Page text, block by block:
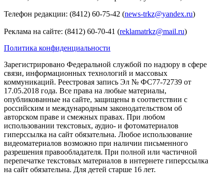
Телефон редакции: (8412) 60-75-42 (news-trkz@yandex.ru)
Реклама на сайте: (8412) 60-70-41 (reklamatrkz@mail.ru)
Политика конфиденциальности
Зарегистрировано Федеральной службой по надзору в сфере
связи, информационных технологий и массовых
коммуникаций. Реестровая запись Эл № ФС77-72739 от
17.05.2018 года. Все права на любые материалы,
опубликованные на сайте, защищены в соответствии с
российским и международным законодательством об
авторском праве и смежных правах. При любом
использовании текстовых, аудио- и фотоматериалов
гиперссылка на сайт обязательна. Любое использование
видеоматериалов возможно при наличии письменного
разрешения правообладателя. При полной или частичной
перепечатке текстовых материалов в интернете гиперссылка
на сайт обязательна. Для детей старше 16 лет.